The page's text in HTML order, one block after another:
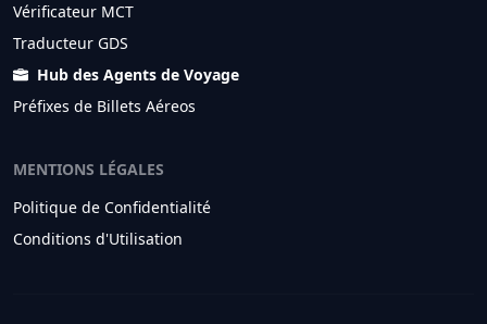
Vérificateur MCT
Traducteur GDS
Hub des Agents de Voyage
Préfixes de Billets Aéreos
MENTIONS LÉGALES
Politique de Confidentialité
Conditions d'Utilisation